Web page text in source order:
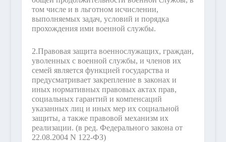
том числе и в льготном исчислении,
выполняемых задач, условий и порядка
прохождения ими военной службы.
2.Правовая защита военнослужащих, граждан,
уволенных с военной службы, и членов их
семей является функцией государства и
предусматривает закрепление в законах и
иных нормативных правовых актах прав,
социальных гарантий и компенсаций
указанных лиц и иных мер их социальной
защиты, а также правовой механизм их
реализации. (в ред. Федерального закона от
22.08.2004 N 122-ФЗ)